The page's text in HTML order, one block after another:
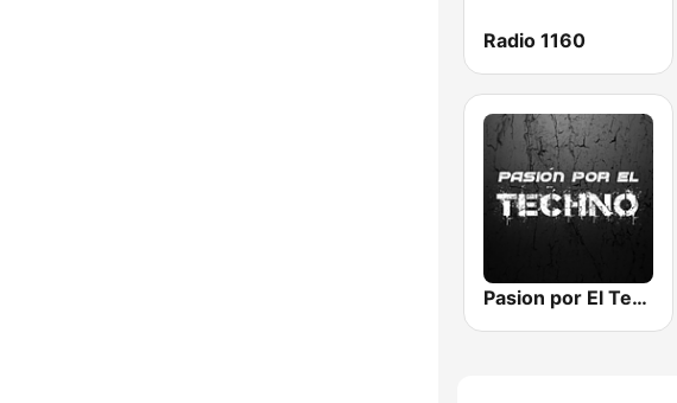
Radio 1160
Pasion por El Techno